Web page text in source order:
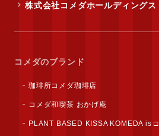
株式会社コメダホールディングス
コメダのブランド
珈琲所コメダ珈琲店
コメダ和喫茶 おかげ庵
PLANT BASED KISSA KOMEDA is □